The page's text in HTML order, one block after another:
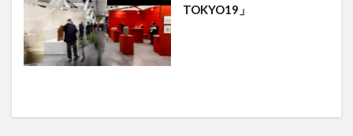
TOKYO19」